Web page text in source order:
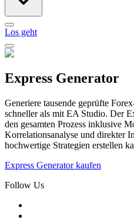
Los geht
Express Generator
Generiere tausende geprüfte
schneller als mit EA Studio. Der
den gesamten Prozess inklusive
Korrelationsanalyse und direkter
hochwertige Strategien erstellen
Express Generator kaufen
Follow Us